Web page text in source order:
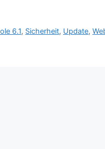
6.1, Sicherheit, Update,